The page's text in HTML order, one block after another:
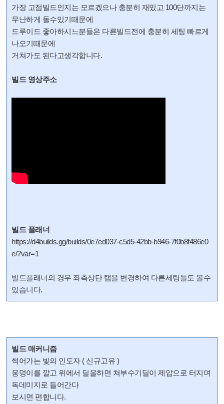
가장 고점빌드인지는 모르겠으나 충분히 재밌고 100단까지는
무난하게 돌수있기때문에
드루이드 좋아하시느분들은 다른빌드전에 충분히 세팅 빠르게
나오기때문에
거쳐가도 된다고생각합니다.
빌드 영상주소
빌드 플래너
https://d4builds.gg/builds/0e7ed037-c5d5-42bb-b946-7f0b8f486e0
e/?var=1
빌드플래너의 경우 좌측상단 탭을 변경하여 다른세팅들도 볼수
있습니다.
빌드 매커니즘
썩어가는 빛의 인도자 ( 신규고유 )
웅덩이를 깔고 위에서 딜을하면 쳐부수기딜이 제압으로 터지며
독데미지로 들어간다
보시면 편합니다.